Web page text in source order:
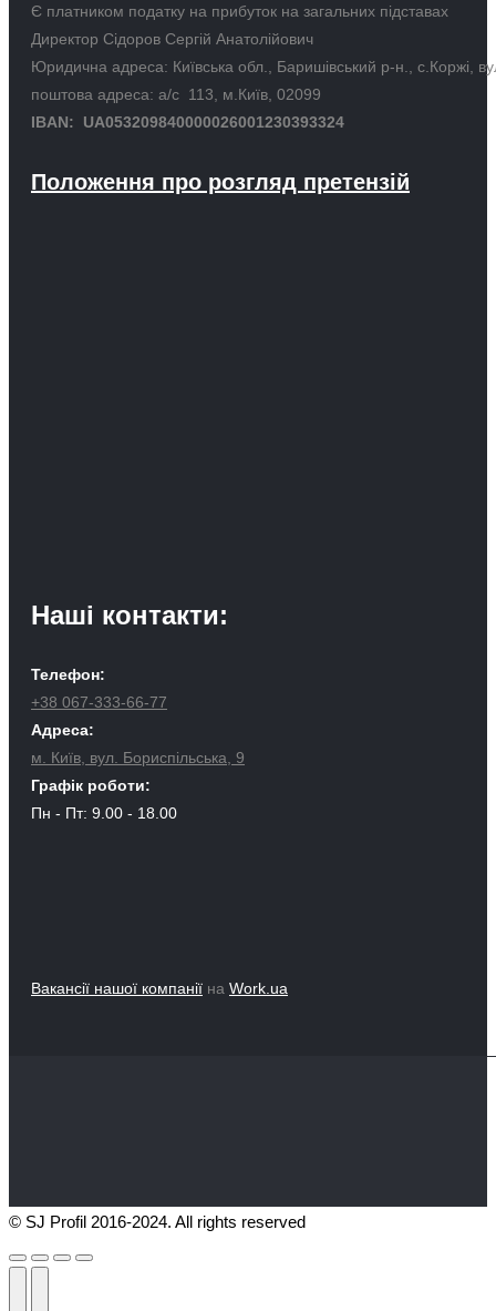
Є платником податку на прибуток на загальних підставах
Директор Сідоров Сергій Анатолійович
Юридична адреса: Київська обл., Баришівський р-н., с.Коржі,
поштова адреса: а/с 113, м.Київ, 02099
IBAN: UA053209840000026001230393324
Положення про розгляд претензій
Наші контакти:
Телефон:
+38 067-333-66-77
Адреса:
м. Київ, вул. Бориспільська, 9
Графік роботи:
Пн - Пт: 9.00 - 18.00
Вакансії нашої компанії на Work.ua
© SJ Profil 2016-2024. All rights reserved